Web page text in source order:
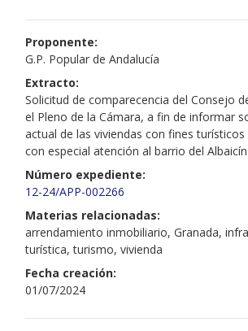
Proponente:
G.P. Popular de Andalucía
Extracto:
Solicitud de comparecencia del Consejo
el Pleno de la Cámara, a fin de informar
actual de las viviendas con fines turísticos
con especial atención al barrio del
Número expediente:
12-24/APP-002266
Materias relacionadas:
arrendamiento inmobiliario, Granada,
turística, turismo, vivienda
Fecha creación:
01/07/2024